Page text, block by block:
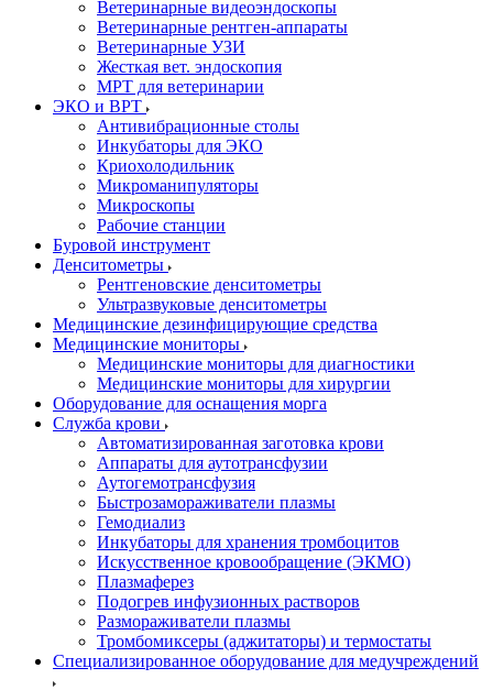
Ветеринарные видеоэндоскопы
Ветеринарные рентген-аппараты
Ветеринарные УЗИ
Жесткая вет. эндоскопия
МРТ для ветеринарии
ЭКО и ВРТ
Антивибрационные столы
Инкубаторы для ЭКО
Криохолодильник
Микроманипуляторы
Микроскопы
Рабочие станции
Буровой инструмент
Денситометры
Рентгеновские денситометры
Ультразвуковые денситометры
Медицинские дезинфицирующие средства
Медицинские мониторы
Медицинские мониторы для диагностики
Медицинские мониторы для хирургии
Оборудование для оснащения морга
Служба крови
Автоматизированная заготовка крови
Аппараты для аутотрансфузии
Аутогемотрансфузия
Быстрозамораживатели плазмы
Гемодиализ
Инкубаторы для хранения тромбоцитов
Искусственное кровообращение (ЭКМО)
Плазмаферез
Подогрев инфузионных растворов
Размораживатели плазмы
Тромбомиксеры (аджитаторы) и термостаты
Специализированное оборудование для медучреждений